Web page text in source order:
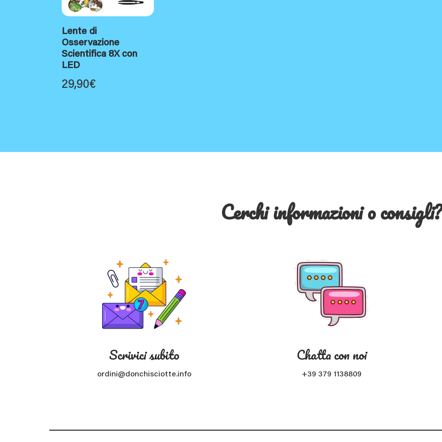
Lente di
Osservazione
Scientifica 8X con
LED
29,90€
Cerchi informazioni o consigli?
Scrivici subito
ordini@donchisciotte.info
Chatta con noi
+39 379 1138809